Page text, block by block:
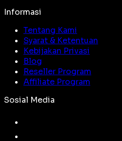
Informasi
Tentang Kami
Syarat & Ketentuan
Kebijakan Privasi
Blog
Reseller Program
Affiliate Program
Sosial Media